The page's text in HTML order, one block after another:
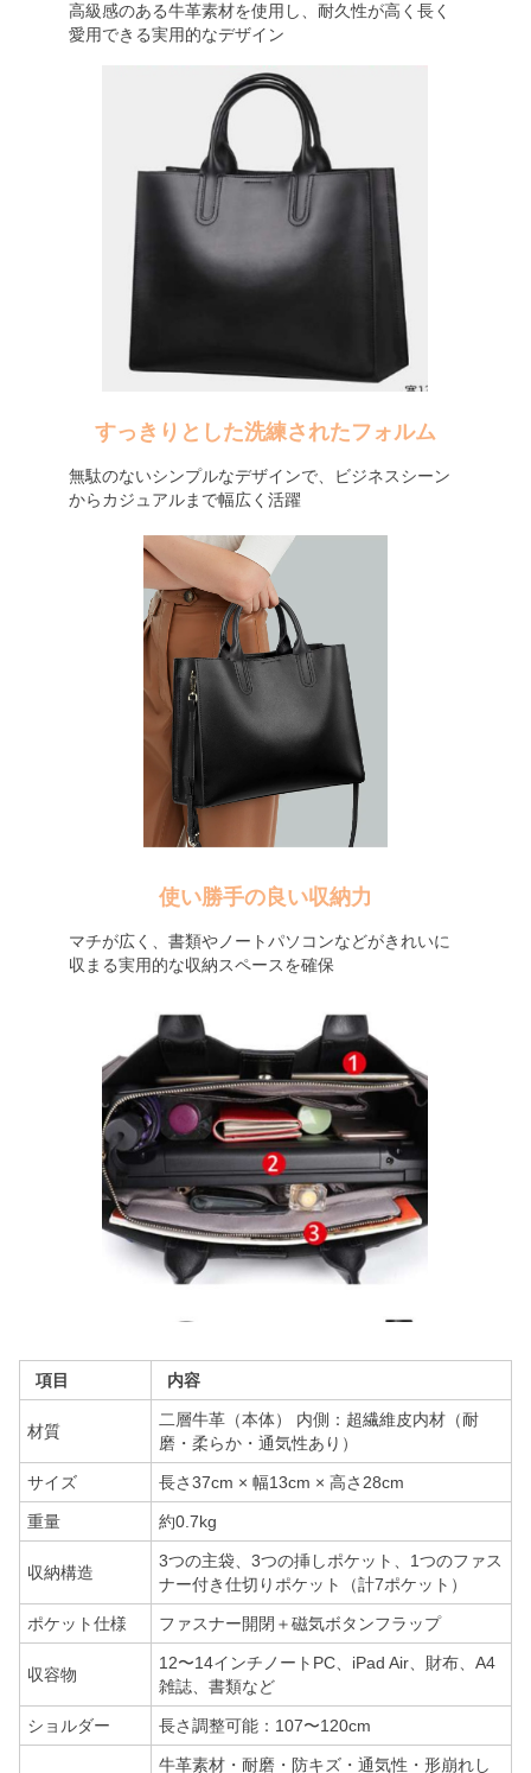
高級感のある牛革素材を使用し、耐久性が高く長く
愛用できる実用的なデザイン
すっきりとした洗練されたフォルム
無駄のないシンプルなデザインで、ビジネスシーン
からカジュアルまで幅広く活躍
使い勝手の良い収納力
マチが広く、書類やノートパソコンなどがきれいに
収まる実用的な収納スペースを確保
項目 内容
材質
二層牛革（本体） 内側：超繊維皮内材（耐
磨・柔らか・通気性あり）
サイズ 長さ37cm × 幅13cm × 高さ28cm
重量 約0.7kg
収納構造
3つの主袋、3つの挿しポケット、1つのファス
ナー付き仕切りポケット（計7ポケット）
ポケット仕様 ファスナー開閉＋磁気ボタンフラップ
収容物
12〜14インチノートPC、iPad Air、財布、A4
雑誌、書類など
ショルダー 長さ調整可能：107〜120cm
牛革素材・耐磨・防キズ・通気性・形崩れし